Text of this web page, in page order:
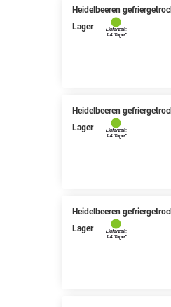
Heidelbeeren
Lager
Heidelbeeren
Lager
Heidelbeeren
Lager